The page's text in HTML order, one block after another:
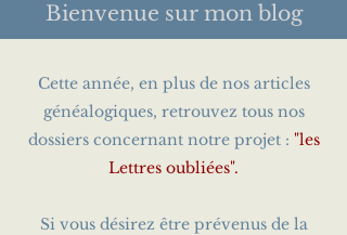
Bienvenue sur mon blog
Cette année, en plus de nos articles
généalogiques, retrouvez tous nos
dossiers concernant notre projet : "les
Lettres oubliées".
Si vous désirez être prévenus de la